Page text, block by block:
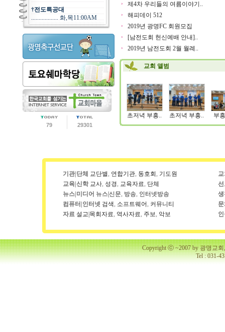
†전도특공대
.................. 화,목11:00AM
79 29301
제4차 우리들의 여름이야기..
해피데이 512
2019년 광명FC 회원모집
[남전도회 헌신예배 안내]..
2019년 남전도회 2월 월례..
교회 앨범
초저녁 부흥.. 초저녁 부흥.. 부
기관|단체 교단별, 연합기관, 동호회 , 기도원
교육|신학 교사, 성경, 교육자료, 단체
뉴스|미디어 뉴스|신문, 방송, 인터넷방송
컴퓨터|인터넷 검색, 소프트웨어, 커뮤니티
자료 설교|목회자료, 역사자료, 주보, 악보
Copyright ⓒ ~2007 by 광명교
Tel : 031-